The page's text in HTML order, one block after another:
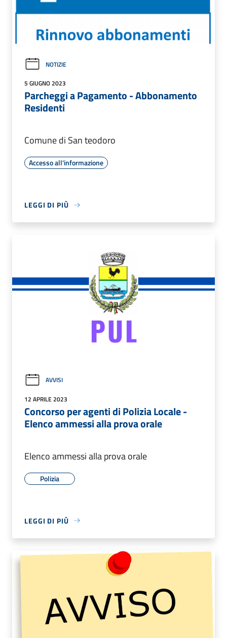
NOTIZIE
5 GIUGNO 2023
Parcheggi a Pagamento - Abbonamento
Residenti
Comune di San teodoro
Accesso all'informazione
LEGGI DI PIÙ
AVVISI
12 APRILE 2023
Concorso per agenti di Polizia Locale -
Elenco ammessi alla prova orale
Elenco ammessi alla prova orale
Polizia
LEGGI DI PIÙ